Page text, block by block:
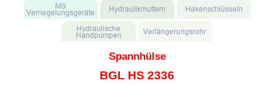
Spannhülse
BGL HS 2336